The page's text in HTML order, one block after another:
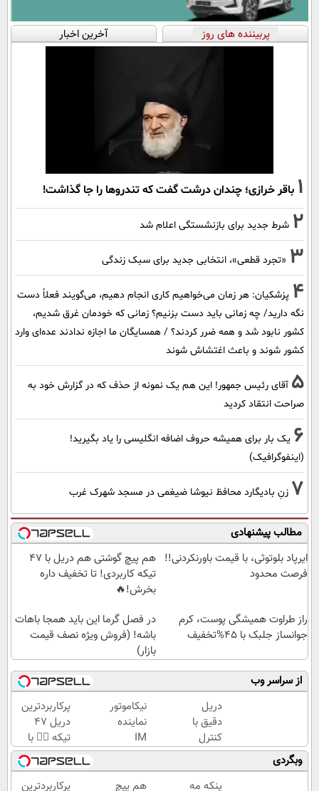
پربیننده های روز آخرین اخبار
1 باقر خرازی؛ چندان درشت گفت که تندروها را جا گذاشت!
2 شرط جدید برای بازنشستگی اعلام شد
3 «تجرد قطعی»، انتخابی جدید برای سبک زندگی
4 پزشکیان: هر زمان می‌خواهیم کاری انجام دهیم، می‌گویند فعلاً دست
نگه دارید/ چه زمانی باید دست بزنیم؟ زمانی که خودمان غرق شدیم،
کشور نابود شد و همه ضرر کردند؟ / همسایگان ما اجازه ندادند عده‌ای وارد
کشور شوند و باعث اغتشاش شوند
5 آقای رئیس جمهور! این هم یک نمونه از حذف که در گزارش خود به
صراحت انتقاد کردید
6 یک بار برای همیشه حروف اضافه انگلیسی را یاد بگیرید!
(اینفوگرافیک)
7 زنِ بادیگارد محافظ نیوشا ضیغمی در مسجد شهرک غرب
مطالب پیشنهادی
ایرپاد بلوتوثی، با قیمت باورنکردنی!!
فرصت محدود
هم پیچ گوشتی هم دریل با 47
تیکه کاربردی! تا تخفیف داره
بخرش!🔥
راز طراوت همیشگی پوست، کرم
جوانساز جلبک با 45%تخفیف
در فصل گرما این باید همجا باهات
باشه! (فروش ویژه نصف قیمت
بازار)
از سراسر وب
دریل
دقیق با
کنترل
سرعت
اتوماتیک
🎯
نیکاموتور
نماینده
IM
Motor و
Lynk&Co
در ایران
پرکاربردترین
دریل 47
تیکه 👈🏻 با
کمترین
قیمت 🔥
وبگردی
پنکه مه
هم پیچ پرکاربردترین